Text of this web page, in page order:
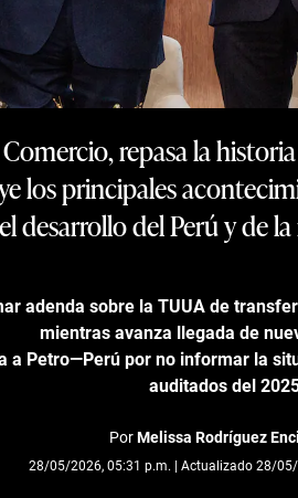
repasa la
los principales
desarrollo del Perú y de
adenda sobre la TUUA de
mientras avanza llegada de
a Petro—Perú por no informar la
auditados del
PorMelissa Rodríguez
28/05/2026, 05:31 p.m. | Actualizado 28/